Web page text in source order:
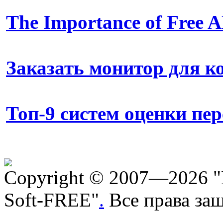
The Importance of Free
Заказать монитор для
Топ-9 систем оценки
Copyright © 2007—2026
Soft-FREE". Все права